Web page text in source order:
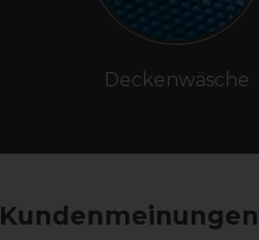
Deckenwäsche